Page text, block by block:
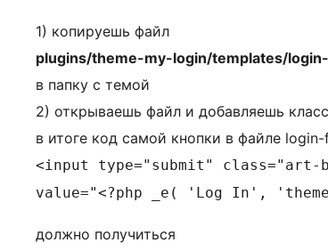
1) копируешь файл
plugins/theme-my-login/templates/
в папку с темой
2) открываешь файл и добавляешь класс
в итоге код самой кнопки в файле
<input type="submit" class="art-
value="<?php _e( 'Log In',
должно получиться